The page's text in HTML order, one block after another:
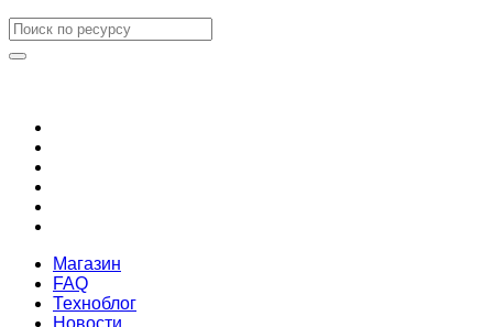
Магазин
FAQ
Техноблог
Новости